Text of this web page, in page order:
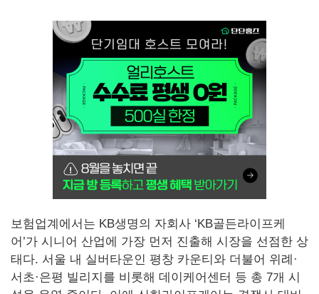
보험업계에서는 KB생명의 자회사 ‘KB골든라이프케
어’가 시니어 산업에 가장 먼저 진출해 시장을 선점한 상
태다. 서울 내 실버타운인 평창 카운티와 더불어 위례·
서초·은평 빌리지를 비롯해 데이케어센터 등 총 7개 시